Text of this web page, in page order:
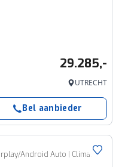
29.285,-
UTRECHT
Bel aanbieder
Android Auto | Climate